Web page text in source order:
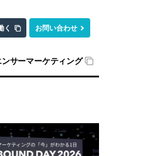
く お問い合わせ
サーマーケティング